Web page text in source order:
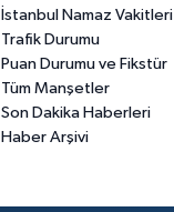
İstanbul Namaz Vakitleri
Trafik Durumu
Puan Durumu ve Fikstür
Tüm Manşetler
Son Dakika Haberleri
Haber Arşivi